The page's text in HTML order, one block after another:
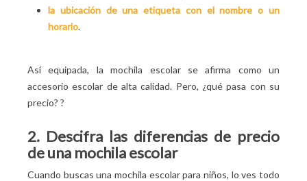
la ubicación de una etiqueta con el nombre o un
horario.
Así equipada, la mochila escolar se afirma como un
accesorio escolar de alta calidad. Pero, ¿qué pasa con su
precio? ?
2. Descifra las diferencias de precio
de una mochila escolar
Cuando buscas una mochila escolar para niños, lo ves todo